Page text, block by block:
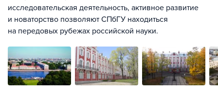
исследовательская деятельность, активное развитие
и новаторство позволяют СПбГУ находиться
на передовых рубежах российской науки.